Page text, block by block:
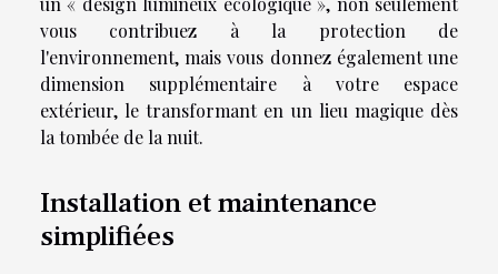
vous contribuez à la protection de
l'environnement, mais vous donnez également une
dimension supplémentaire à votre espace
extérieur, le transformant en un lieu magique dès
la tombée de la nuit.
Installation et maintenance
simplifiées